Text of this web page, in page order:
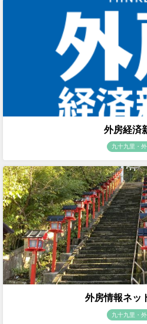
外房経済
九十九里・
外房情報ネッ
九十九里・